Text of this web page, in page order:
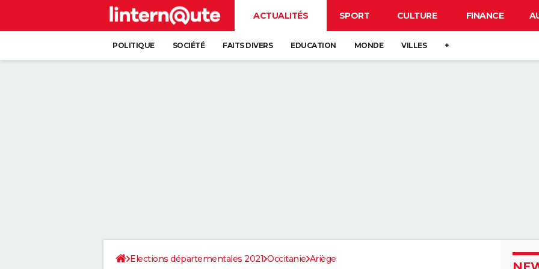
ACTUALITÉS SPORT CULTURE FINANCE
POLITIQUE SOCIÉTÉ FAITS DIVERS EDUCATION MONDE VILLES +
Elections départementales 2021 Occitanie Ariège